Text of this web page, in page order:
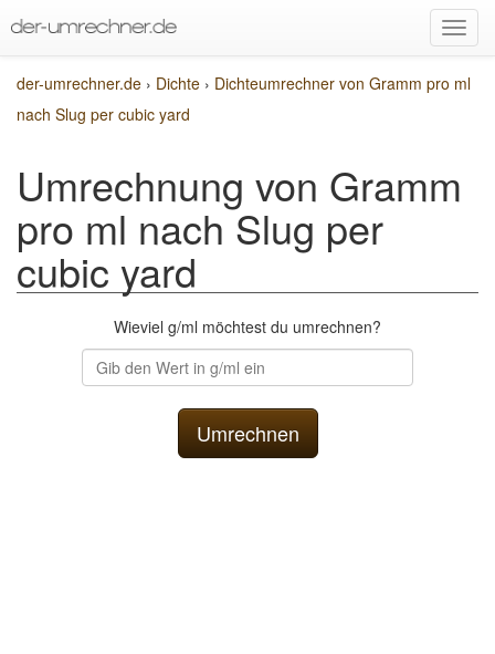
der-umrechner.de › Dichte › Dichteumrechner von Gramm pro ml
nach Slug per cubic yard
Umrechnung von Gramm
pro ml nach Slug per
cubic yard
Wieviel g/ml möchtest du umrechnen?